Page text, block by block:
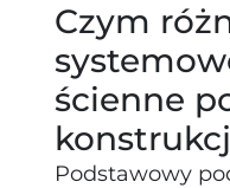
Czym
ścienne
Podstawowy